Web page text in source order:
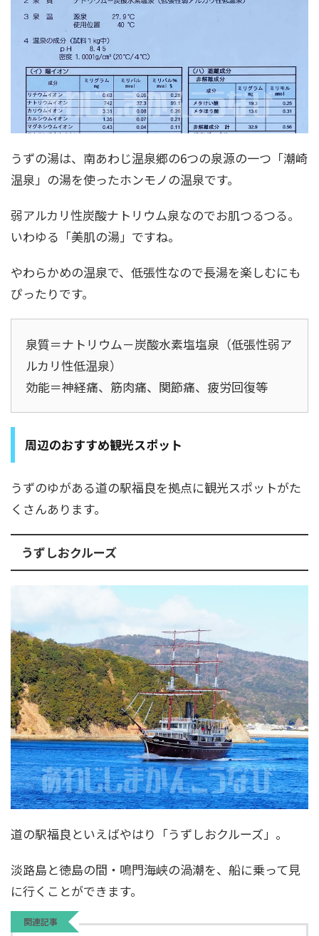
うずの湯は、南あわじ温泉郷の6つの泉源の一つ「潮崎
温泉」の湯を使ったホンモノの温泉です。
弱アルカリ性炭酸ナトリウム泉なのでお肌つるつる。
いわゆる「美肌の湯」ですね。
やわらかめの温泉で、低張性なので長湯を楽しむにも
ぴったりです。
泉質＝ナトリウム－炭酸水素塩塩泉（低張性弱ア
ルカリ性低温泉）
効能＝神経痛、筋肉痛、関節痛、疲労回復等
周辺のおすすめ観光スポット
うずのゆがある道の駅福良を拠点に観光スポットがた
くさんあります。
うずしおクルーズ
道の駅福良といえばやはり「うずしおクルーズ」。
淡路島と徳島の間・鳴門海峡の渦潮を、船に乗って見
に行くことができます。
関連記事